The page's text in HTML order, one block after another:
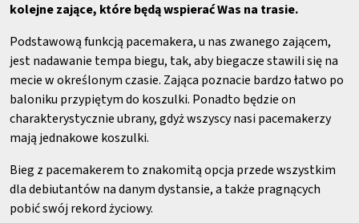
kolejne zające, które będą wspierać Was na trasie.
Podstawową funkcją pacemakera, u nas zwanego zającem,
jest nadawanie tempa biegu, tak, aby biegacze stawili się na
mecie w określonym czasie. Zająca poznacie bardzo łatwo po
baloniku przypiętym do koszulki. Ponadto będzie on
charakterystycznie ubrany, gdyż wszyscy nasi pacemakerzy
mają jednakowe koszulki.
Bieg z pacemakerem to znakomitą opcja przede wszystkim
dla debiutantów na danym dystansie, a także pragnących
pobić swój rekord życiowy.